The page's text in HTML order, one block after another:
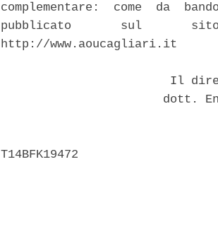
complementare:  come  da
pubblicato       sul       sito
http://www.aoucagliari.it
Il
dott.